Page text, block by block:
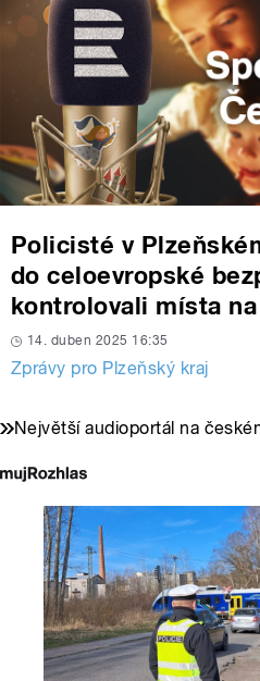
Policisté v
do celoevropské
kontrolovali místa
14. duben 2025 16:35
Zprávy pro Plzeňský kraj
Největší audioportál na